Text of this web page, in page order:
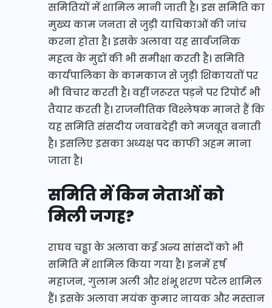
समितियों में शामिल मानी जाती है। इस समिति का
मुख्य काम जनता से जुड़ी याचिकाओं की जांच
करना होता है। इसके अलावा यह सार्वजनिक
महत्व के मुद्दों की भी समीक्षा करती है। समिति
कार्यपालिका के कामकाज से जुड़ी शिकायतों पर
भी विचार करती है। वहीं जरूरत पड़ने पर रिपोर्ट भी
तैयार करती है। राजनीतिक विश्लेषक मानते हैं कि
यह समिति संसदीय जवाबदेही को मजबूत बनाती
है। इसलिए इसका अध्यक्ष पद काफी अहम माना
जाता है।
समिति में किन नेताओं को
मिली जगह?
राघव चड्ढा के अलावा कई अन्य सांसदों को भी
समिति में शामिल किया गया है। इनमें हर्ष
महाजन, गुलाम अली और शंभू शरण पटेल शामिल
हैं। इसके अलावा मयंक कुमार नायक और मस्तान